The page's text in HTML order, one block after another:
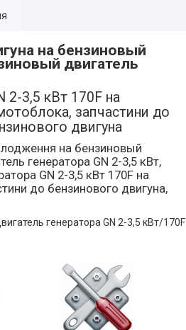
на бензиновый
двигатель
2-3,5 кВт 170F на
запчастини до
двигуна
на бензиновый
генератора GN 2-3,5 кВт,
GN 2-3,5 кВт 170F на
до бензинового двигуна,
генератора GN 2-3,5 кВт/170F